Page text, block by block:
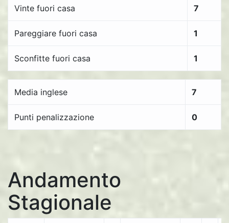
Vinte fuori casa 7
Pareggiare fuori casa 1
Sconfitte fuori casa 1
Media inglese 7
Punti penalizzazione 0
Andamento
Stagionale